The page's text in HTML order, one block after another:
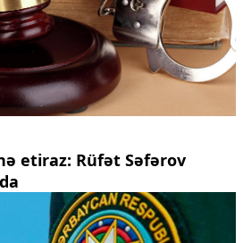
etiraz: Rüfət Səfərov